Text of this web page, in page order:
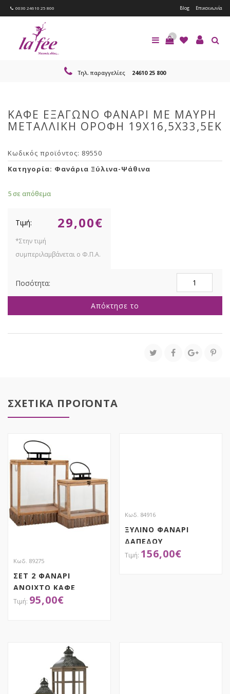
0030 24610 25 800 Blog Επικοινωνία
0
Τηλ. παραγγελίες 24610 25 800
ΚΑΦΕ ΕΞΑΓΩΝΟ ΦΑΝΑΡΙ ΜΕ ΜΑΥΡΗ
ΜΕΤΑΛΛΙΚΗ ΟΡΟΦΗ 19Χ16,5Χ33,5ΕΚ
Κωδικός προϊόντος: 89550
Κατηγορία: Φανάρια Ξύλινα-Ψάθινα
5 σε απόθεμα
29,00€
ΕΞΑΓΩΝΟ
ΦΑΝΑΡΙ
ΜΑΥΡΗ
19Χ16,5Χ33,5ΕΚ
ποσότητα
Απόκτησε το
ΣΧΕΤΙΚΑ ΠΡΟΪΟΝΤΑ
Κωδ. 89275
ΣΕΤ 2 ΦΑΝΑΡΙ
ΑΝΟΙΧΤΟ ΚΑΦΕ
ΞΥΛΙΝΟ ΜΕ ΜΑΥΡΟ
95,00€
Κωδ. 84916
ΞΥΛΙΝΟ ΦΑΝΑΡΙ
ΔΑΠΕΔΟΥ
41X41X106EK ME
156,00€